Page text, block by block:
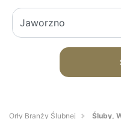
Orły Branży Ślubnej Śluby,